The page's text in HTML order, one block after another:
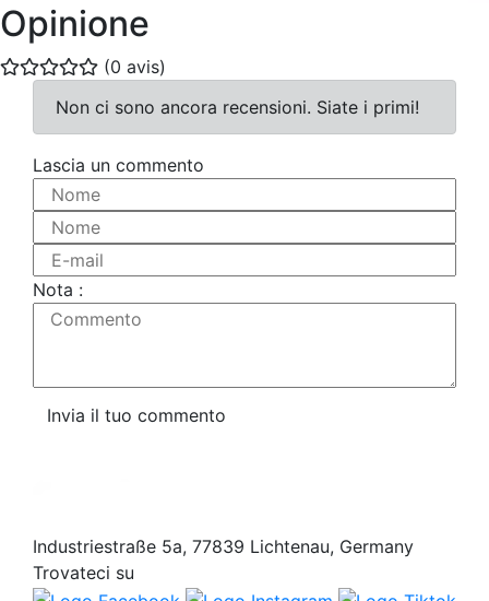
Opinione
(0 avis)
Non ci sono ancora recensioni. Siate i primi!
Lascia un commento
Nome
Nome
E-mail
Nota :
Commento
Invia il tuo commento
Industriestraße 5a, 77839 Lichtenau, Germany
Trovateci su